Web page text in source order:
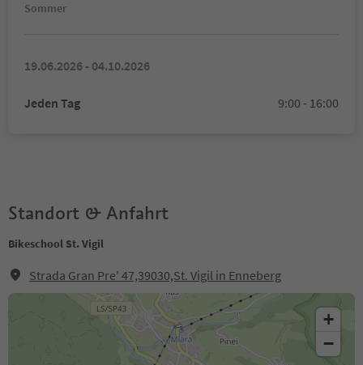
Sommer
19.06.2026 - 04.10.2026
Jeden Tag 9:00 - 16:00
Standort & Anfahrt
Bikeschool St. Vigil
Strada Gran Pre' 47,39030,St. Vigil in Enneberg
+
−